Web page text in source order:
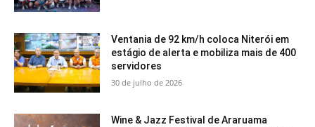
Ventania de 92 km/h coloca Niterói em
estágio de alerta e mobiliza mais de 400
servidores
30 de julho de 2026
Wine & Jazz Festival de Araruama